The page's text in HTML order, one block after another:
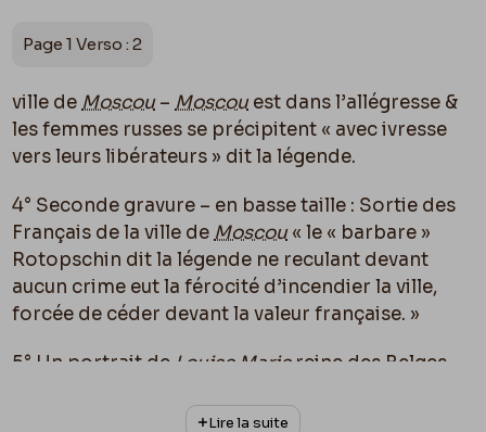
Page 1 Verso : 2
ville deMoscou–Moscouest dans l’allégresse &
les femmes russes se précipitent « avec ivresse
vers leurs libérateurs » dit la légende.
4° Seconde gravure – en basse taille : Sortie des
Français de la ville deMoscou« le « barbare »
Rotopschin dit la légende ne reculant devant
aucun crime eut la férocité d’incendier la ville,
forcée de céder devant la valeur française. »
5° Un portrait de Louise Mariereine des Belges
touchant & charmant et intéressant au possible
Lire la suite